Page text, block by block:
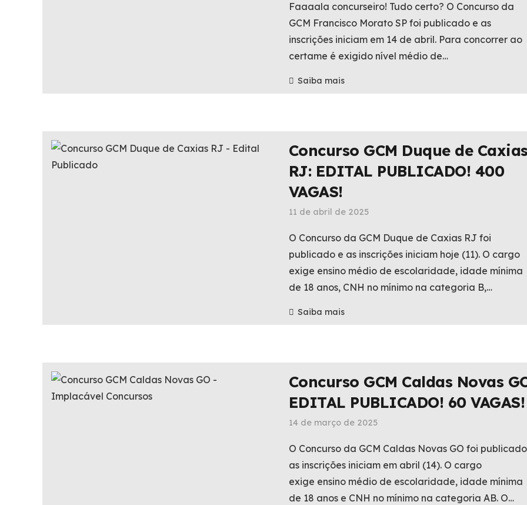
Faaaala concurseiro! Tudo certo? O Concurso da
GCM Francisco Morato SP foi publicado e as
inscrições iniciam em 14 de abril. Para concorrer ao
certame é exigido nível médio de…
Saiba mais
Concurso GCM Duque de
RJ: EDITAL PUBLICADO! 400
VAGAS!
11 de abril de 2025
O Concurso da GCM Duque de Caxias RJ foi
publicado e as inscrições iniciam hoje (11). O cargo
exige ensino médio de escolaridade, idade mínima
de 18 anos, CNH no mínimo na categoria B,…
Saiba mais
Concurso GCM Caldas Novas
EDITAL PUBLICADO! 60 VAGAS!
14 de março de 2025
O Concurso da GCM Caldas Novas GO foi
as inscrições iniciam em abril (14). O cargo
exige ensino médio de escolaridade, idade mínima
de 18 anos e CNH no mínimo na categoria AB. O…